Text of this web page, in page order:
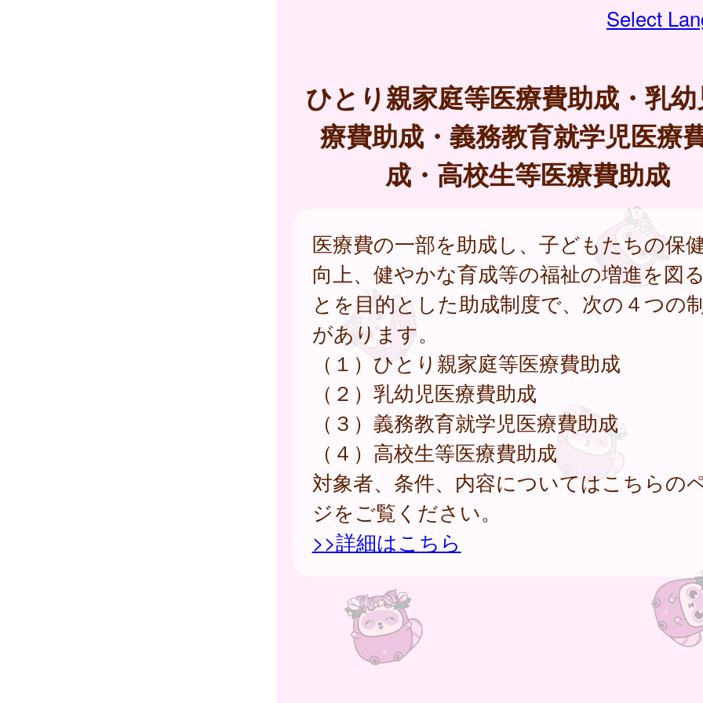
Select
ひとり親家庭等医療費助成・乳
療費助成・義務教育就学児医療
成・高校生等医療費助成
医療費の一部を助成し、子どもたちの保
向上、健やかな育成等の福祉の増進を図
とを目的とした助成制度で、次の４つの
があります。
（１）ひとり親家庭等医療費助成
（２）乳幼児医療費助成
（３）義務教育就学児医療費助成
（４）高校生等医療費助成
対象者、条件、内容についてはこちらの
ジをご覧ください。
>>詳細はこちら